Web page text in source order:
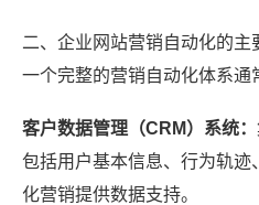
二、企业网站营销自动化的主
一个完整的营销自动化体系通
客户数据管理（CRM）系统：
包括用户基本信息、行为轨
化营销提供数据支持。